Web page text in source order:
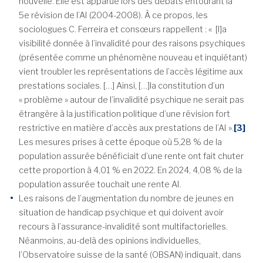
5e révision de l’AI (2004-2008). À ce propos, les
sociologues C. Ferreira et consœurs rappellent : « [l]a
visibilité donnée à l’invalidité pour des raisons psychiques
(présentée comme un phénomène nouveau et inquiétant)
vient troubler les représentations de l’accès légitime aux
prestations sociales. […] Ainsi, […]la constitution d’un
« problème » autour de l’invalidité psychique ne serait pas
étrangère à la justification politique d’une révision fort
restrictive en matière d’accès aux prestations de l’AI ».[3]
Les mesures prises à cette époque où 5,28 % de la
population assurée bénéficiait d’une rente ont fait chuter
cette proportion à 4,01 % en 2022. En 2024, 4,08 % de la
population assurée touchait une rente AI.
Les raisons de l’augmentation du nombre de jeunes en
situation de handicap psychique et qui doivent avoir
recours à l’assurance-invalidité sont multifactorielles.
Néanmoins, au-delà des opinions individuelles,
l’Observatoire suisse de la santé (OBSAN) indiquait, dans